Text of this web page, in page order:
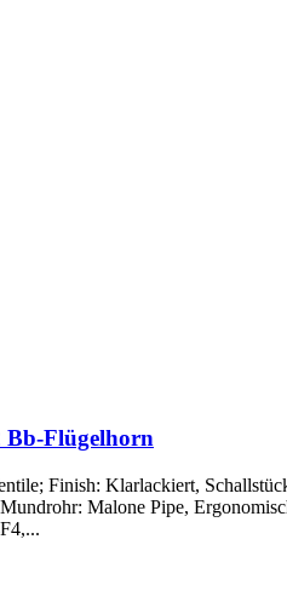
Bb-Flügelhorn
Finish: Klarlackiert,
Malone Pipe,